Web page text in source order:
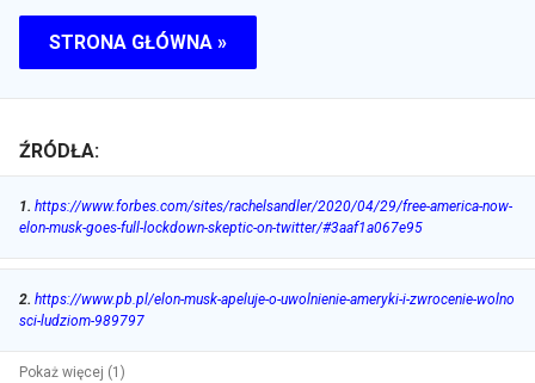
STRONA GŁÓWNA »
ŹRÓDŁA:
1. https://www.forbes.com/sites/rachelsandler/2020/04/29/free-america-now-
elon-musk-goes-full-lockdown-skeptic-on-twitter/#3aaf1a067e95
2. https://www.pb.pl/elon-musk-apeluje-o-uwolnienie-ameryki-i-zwrocenie-wolno
sci-ludziom-989797
Pokaż więcej (1)